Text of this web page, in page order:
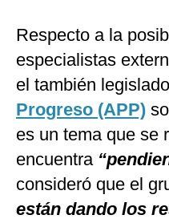
Respecto a la
especialistas
el también
Progreso (APP)
es un tema que se
encuentra
consideró que el
están dando los